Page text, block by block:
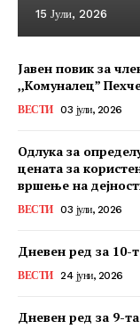
15 Јули, 2026
Јавен повик за
,,Комуналец”
ВЕСТИ 03 јули, 2026
Одлука за
цената за
вршење на
ВЕСТИ 03 јули, 2026
Дневен ред за 10-
ВЕСТИ 24 јуни, 2026
Дневен ред за 9-